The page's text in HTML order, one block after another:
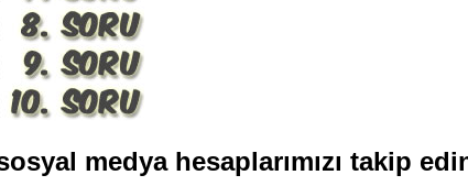
medya hesaplarımızı takip